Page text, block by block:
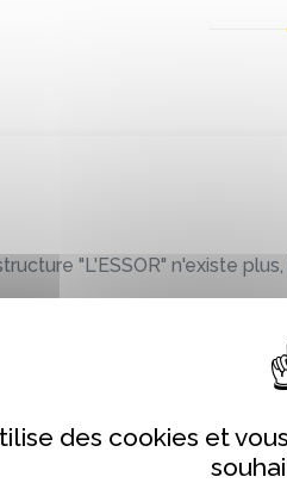
"L'ESSOR" n'existe
des cookies et